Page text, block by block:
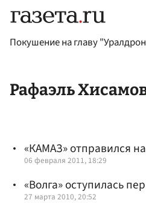
Покушение на главу
Рафаэль
«КАМАЗ» отправился
06 февраля 2011, 18:29
«Волга» оступилась
27 марта 2010, 20:52